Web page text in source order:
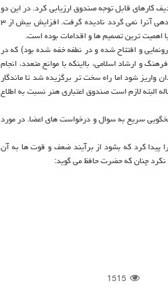
کارهای قابل توجه صندوق ارزیابی کرد. در این دو
، بااینکه اشکال هایی هنوز وجود دارد اما جهش میزان حمایتی این طرح در کنار نظم و سامان دهی آنرا نمی گردد نادیده گرفت. افزایش بیش از ۳
اهمیت ترین تصمیم ها و اقدامات بوده است.
و افتتاح شده و در نطفه خفه شده بود) که در
و ارشاد اسلامی، بااینکه با موانع متعدد، انجام
شود اما راه سخت تر برگزیده شد تا ماندگار
البته لازم است صندوق اعتباری هنر نسبت به اطلاع
سریع به سوال و درخواست های اعضا. در مورد
پیدا کرد که بشود از برآیند ضعف و قوت ها به آن
نکرد چنان که حضرت حافظ می گوید:
1515